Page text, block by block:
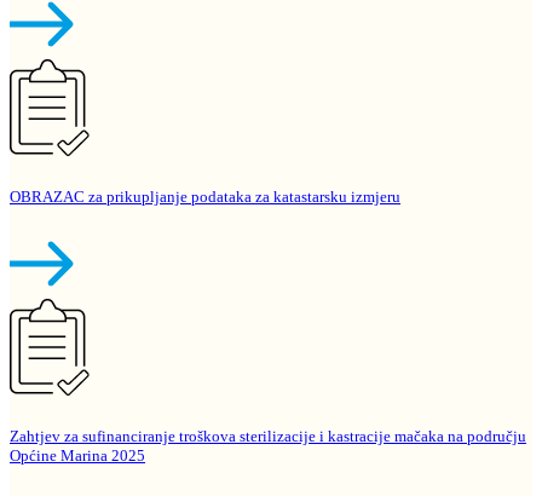
OBRAZAC za prikupljanje podataka za katastarsku izmjeru
Zahtjev za sufinanciranje troškova sterilizacije i kastracije mačaka na području
Općine Marina 2025